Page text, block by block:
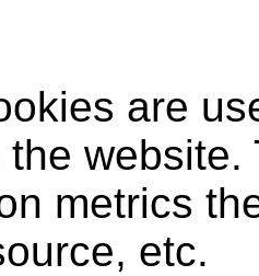
are
metrics
etc.